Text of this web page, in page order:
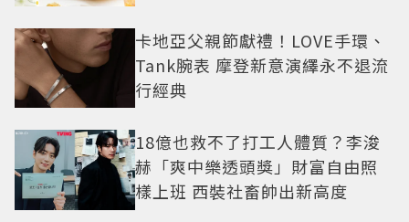
卡地亞父親節獻禮！LOVE手環、
Tank腕表 摩登新意演繹永不退流
行經典
18億也救不了打工人體質？李浚
赫「爽中樂透頭獎」財富自由照
樣上班 西裝社畜帥出新高度